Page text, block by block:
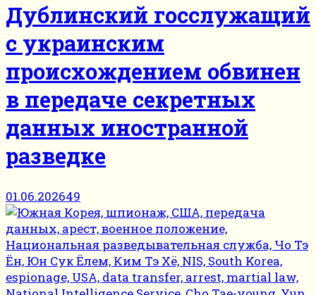
Дублинский госслужащий
с украинским
происхождением обвинен
в передаче секретных
данных иностранной
разведке
01.06.202649